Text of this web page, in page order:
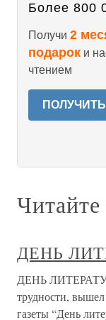
Более 800
Получи 2
подарок и
чтением
ДЕНЬ
ДЕНЬ
трудности,
газеты “День